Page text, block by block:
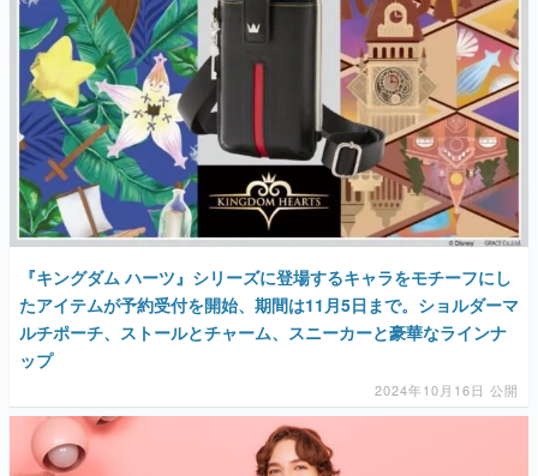
女性向け
アプリレビュー
その他
電ファミニコゲーマーとは？
運営：株式会社マレ
『キングダム ハーツ』シリーズに登場するキャラをモチーフにし
たアイテムが予約受付を開始、期間は11月5日まで。ショルダーマ
ルチポーチ、ストールとチャーム、スニーカーと豪華なラインナ
ップ
2024年10月16日 公開